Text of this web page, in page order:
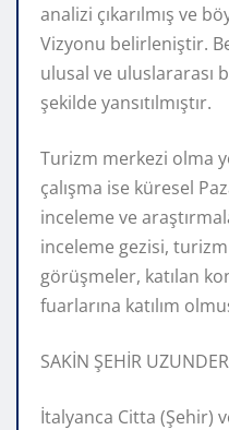
analizi çıkarılmış ve
Vizyonu belirleniştir.
ulusal ve uluslararası
şekilde yansıtılmıştır.
Turizm merkezi olma
çalışma ise küresel
inceleme ve
inceleme gezisi,
görüşmeler, katılan
fuarlarına katılım
SAKİN ŞEHİR
İtalyanca Citta (Şehir)